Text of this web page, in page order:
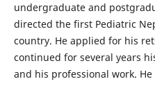
undergraduate and
directed the first Pediatric
country. He applied for his
continued for several years
and his professional work. He